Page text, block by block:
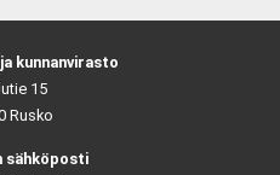
kunnanvirasto
15
Rusko
sähköposti